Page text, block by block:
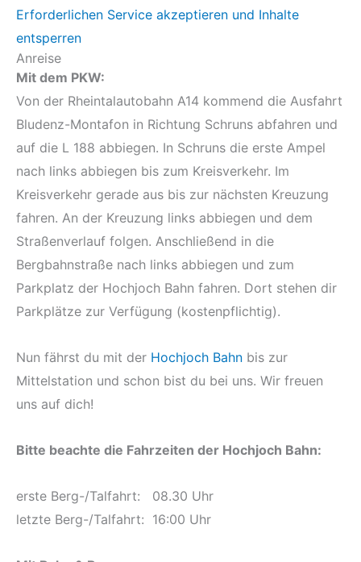
Erforderlichen Service akzeptieren und Inhalte
entsperren
Anreise
Mit dem PKW:
Von der Rheintalautobahn A14 kommend die Ausfahrt
Bludenz-Montafon in Richtung Schruns abfahren und
auf die L 188 abbiegen. In Schruns die erste Ampel
nach links abbiegen bis zum Kreisverkehr. Im
Kreisverkehr gerade aus bis zur nächsten Kreuzung
fahren. An der Kreuzung links abbiegen und dem
Straßenverlauf folgen. Anschließend in die
Bergbahnstraße nach links abbiegen und zum
Parkplatz der Hochjoch Bahn fahren. Dort stehen dir
Parkplätze zur Verfügung (kostenpflichtig).
Nun fährst du mit der Hochjoch Bahn bis zur
Mittelstation und schon bist du bei uns. Wir freuen
uns auf dich!
Bitte beachte die Fahrzeiten der Hochjoch Bahn:
erste Berg-/Talfahrt: 08.30 Uhr
letzte Berg-/Talfahrt: 16:00 Uhr